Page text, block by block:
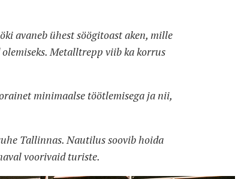
avaneb ühest söögitoast aken, mille
Metalltrepp viib ka korrus
minimaalse töötlemisega ja nii,
Tallinnas. Nautilus soovib hoida
voorivaid turiste.